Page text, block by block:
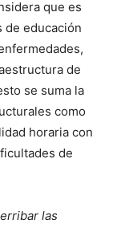
que es
de educación
de
se suma la
como
horaria con
de
las